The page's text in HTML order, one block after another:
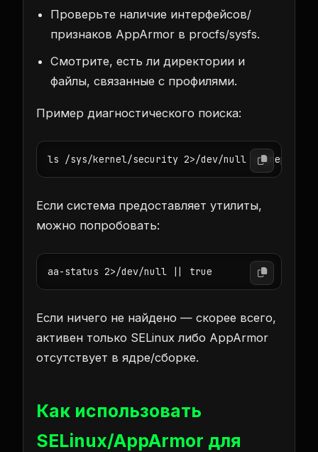
Проверьте наличие интерфейсов/
признаков AppArmor в procfs/sysfs.
Смотрите, есть ли директории и
файлы, связанные с профилями.
Пример диагностического поиска:
ls /sys/kernel/security 2>/dev/null | grep -i
Если система предоставляет утилиты,
можно попробовать:
aa-status 2>/dev/null || true
Если ничего не найдено — скорее всего,
активен только SELinux либо AppArmor
отсутствует в ядре/сборке.
Как использовать
SELinux/AppArmor для